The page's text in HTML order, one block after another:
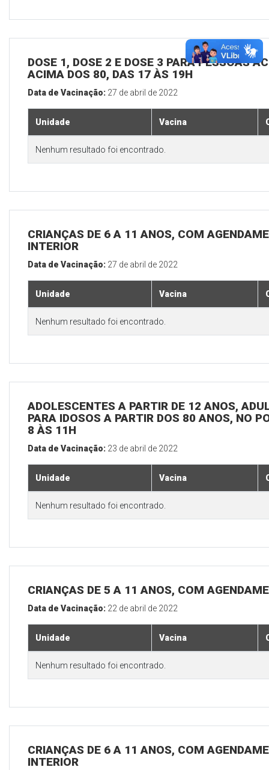
DOSE 1, DOSE 2 E DOSE 3 PARA PESSOAS
ACIMA DOS 80, DAS 17 ÀS 19H
Data de Vacinação: 27 de abril de 2022
Unidade Vacina
Nenhum resultado foi encontrado.
CRIANÇAS DE 6 A 11 ANOS, COM
INTERIOR
Data de Vacinação: 27 de abril de 2022
Unidade Vacina
Nenhum resultado foi encontrado.
ADOLESCENTES A PARTIR DE 12 ANOS,
PARA IDOSOS A PARTIR DOS 80 ANOS, NO
8 ÀS 11H
Data de Vacinação: 23 de abril de 2022
Unidade Vacina
Nenhum resultado foi encontrado.
CRIANÇAS DE 5 A 11 ANOS, COM
Data de Vacinação: 22 de abril de 2022
Unidade Vacina
Nenhum resultado foi encontrado.
CRIANÇAS DE 6 A 11 ANOS, COM
INTERIOR